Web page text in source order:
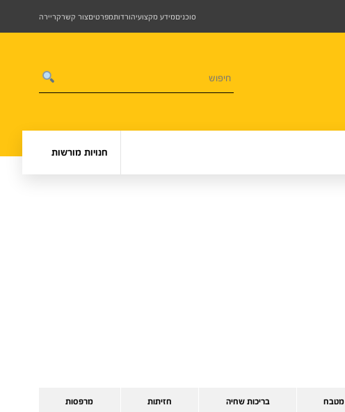
סוכניםמידע מקצועיהורדותמפרטיםצור קשרקריירה
חנויות מורשות
מטבח בריכות שחיה חזיתות מרפסות